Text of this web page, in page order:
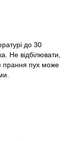
до 30
Не відбілювати,
прання пух може